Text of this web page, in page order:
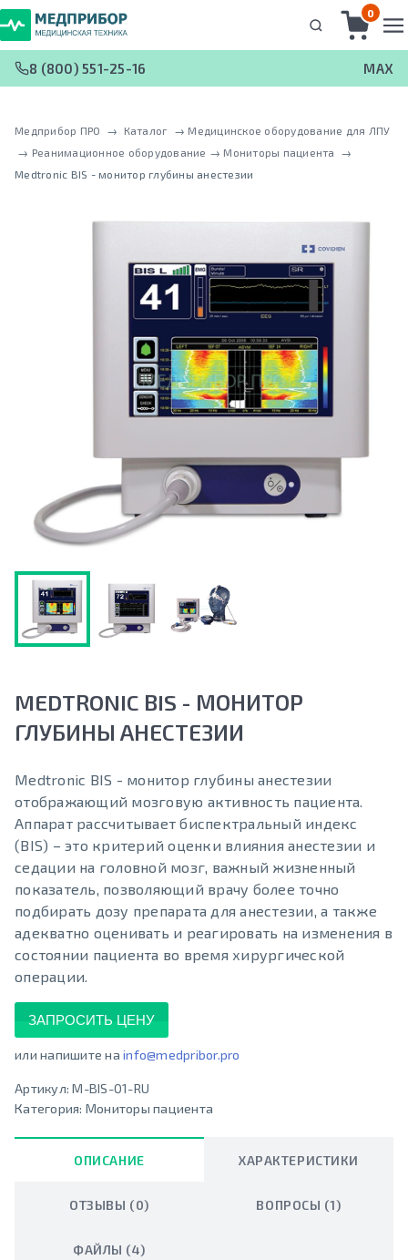
0
8 (800) 551-25-16 MAX
Медприбор ПРО → Каталог → Медицинское оборудование для ЛПУ
→ Реанимационное оборудование → Мониторы пациента
→
Medtronic BIS - монитор глубины анестезии
MEDTRONIC BIS - МОНИТОР
ГЛУБИНЫ АНЕСТЕЗИИ
Medtronic BIS - монитор глубины анестезии
отображающий мозговую активность пациента.
Аппарат рассчитывает биспектральный индекс
(BIS) – это критерий оценки влияния анестезии и
седации на головной мозг, важный жизненный
показатель, позволяющий врачу более точно
подбирать дозу препарата для анестезии, а также
адекватно оценивать и реагировать на изменения в
состоянии пациента во время хирургической
операции.
ЗАПРОСИТЬ ЦЕНУ
или напишите на info@medpribor.pro
Артикул:M-BIS-01-RU
Категория: Мониторы пациента
ОПИСАНИЕ ХАРАКТЕРИСТИКИ
ОТЗЫВЫ (0) ВОПРОСЫ (1)
ФАЙЛЫ (4)